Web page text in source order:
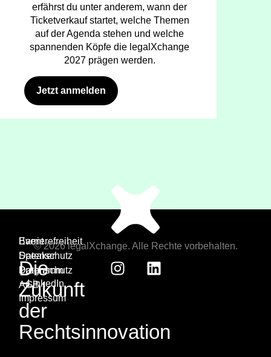
erfährst du unter anderem, wann der
Ticketverkauf startet, welche Themen
auf der Agenda stehen und welche
spannenden Köpfe die legalXchange
2027 prägen werden.
Jetzt anmelden
Die
Zukunft
der
Rechtsinnovation
Event
Speaker
Programm
AGB
Barrierefreiheit
Datenschutz
Datenschutz
LinkedIn
Impressum
© 2026 legalXchange. Alle Rechte vorbehalten.